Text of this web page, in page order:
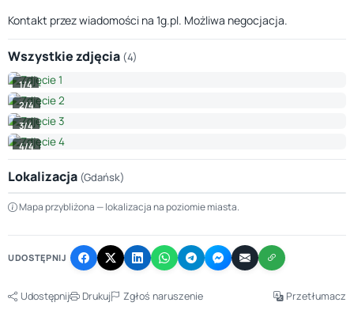
Kontakt przez wiadomości na 1g.pl. Możliwa negocjacja.
Wszystkie zdjęcia (4)
1/4
2/4
3/4
4/4
Lokalizacja (Gdańsk)
+
−
Mapa przybliżona — lokalizacja na poziomie miasta.
UDOSTĘPNIJ
Udostępnij Drukuj Zgłoś naruszenie Przetłumacz